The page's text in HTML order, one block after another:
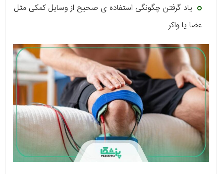
یاد گرفتن چگونگی استفاده ی صحیح از وسایل کمکی مثل
عضا یا واکر